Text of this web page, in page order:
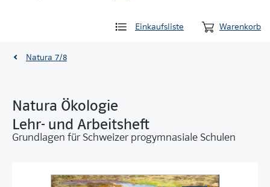
Einkaufsliste Warenkorb
Natura 7/8
Natura Ökologie
Lehr- und Arbeitsheft
Grundlagen für Schweizer progymnasiale Schulen